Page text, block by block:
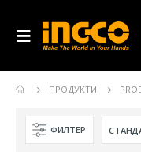
ПРОДУКТИ
ФИЛТЕР